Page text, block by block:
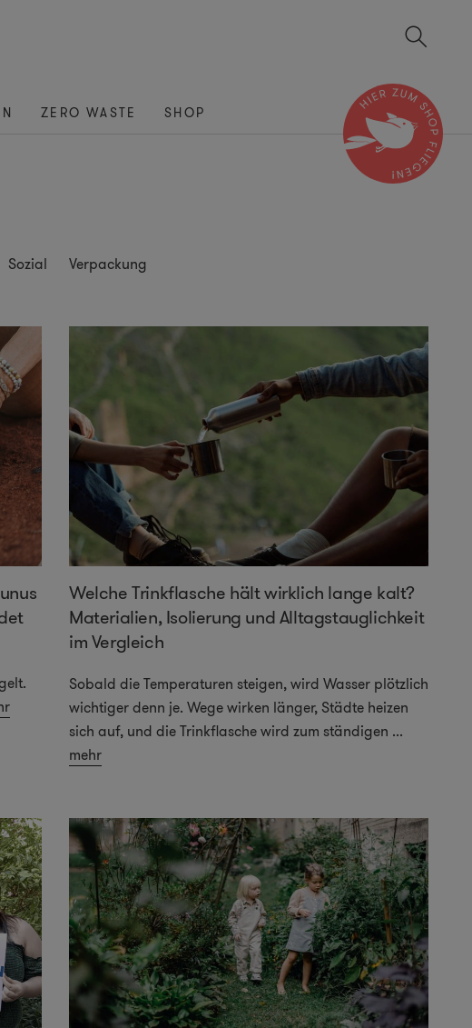
ZERO WASTE SHOP
Sozial Verpackung
Welche Trinkflasche hält wirklich lange kalt?
Materialien, Isolierung und Alltagstauglichkeit
im Vergleich
Sobald die Temperaturen steigen, wird Wasser plötzlich
wichtiger denn je. Wege wirken länger, Städte heizen
sich auf, und die Trinkflasche wird zum ständigen ...
mehr